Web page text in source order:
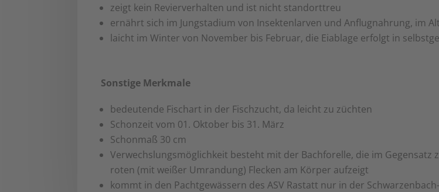
zeigt kein Revierverhalten und ist nicht standorttreu
ernährt sich im Jungstadium von Insektenlarven und Anflugnahrung, im
laicht im Winter von November bis Februar, die Eiablage erfolgt in
Sonstige Merkmale
bedeutende Fischart in der Fischzucht, da leicht zu züchten
Schonzeit vom 01. Oktober bis 31. März
Schonmaß 30 cm
Verwechslungsmöglichkeit besteht mit der Bachforelle, die im Gegensatz
roten (mit weißer Umrandung) Flecken am Körper aufzeigt
kommt in den Pachtgewässern des ASV Rastatt nur in der